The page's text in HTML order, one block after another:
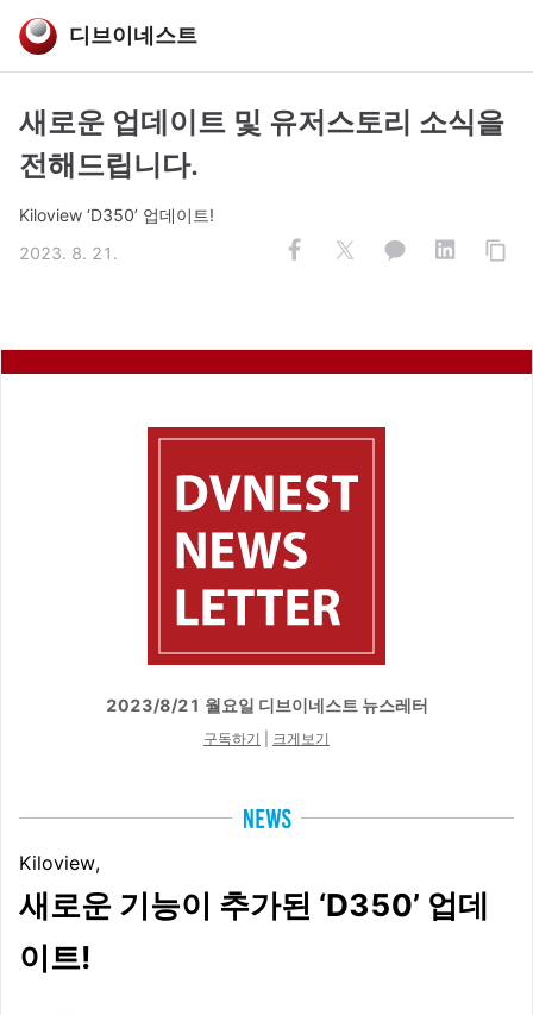
디브이네스트
새로운 업데이트 및 유저스토리 소식을
전해드립니다.
Kiloview ‘D350’ 업데이트!
2023. 8. 21.
2023/8/21 월요일 디브이네스트 뉴스레터
구독하기 크게보기
Kiloview,
새로운 기능이 추가된 ‘D350’ 업데
이트!